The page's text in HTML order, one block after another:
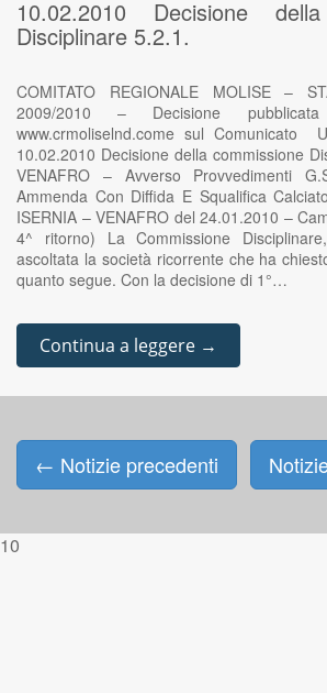
10.02.2010 Decisione
Disciplinare 5.2.1.
COMITATO REGIONALE MOLISE –
2009/2010 – Decisione
www.crmoliselnd.come sul
10.02.2010 Decisione della commissione
VENAFRO – Avverso Provvedimenti
Ammenda Con Diffida E Squalifica
ISERNIA – VENAFRO del 24.01.2010 –
4^ ritorno) La Commissione
ascoltata la società ricorrente che ha
quanto segue. Con la decisione di 1°…
Continua a leggere →
Posts navigation
← Notizie precedenti
10